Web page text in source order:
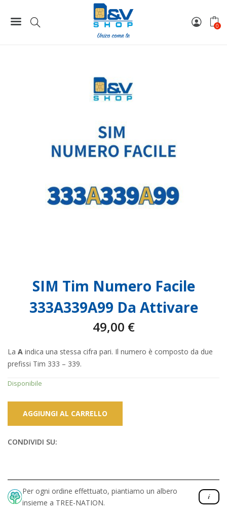
0
SIM Tim Numero Facile 333A339A99 Da Attivare
SIM Tim Numero Facile
333A339A99 Da Attivare
49,00 €
La A indica una stessa cifra pari. Il numero è composto da due
prefissi Tim 333 – 339.
Disponibile
AGGIUNGI AL CARRELLO
CONDIVIDI SU:
Per ogni ordine effettuato, piantiamo un albero
insieme a TREE-NATION.